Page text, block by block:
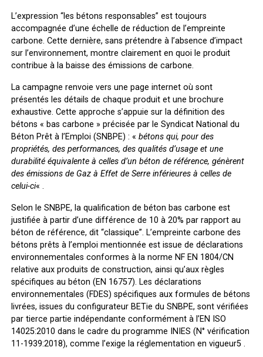
L’expression “les bétons responsables” est toujours
accompagnée d’une échelle de réduction de l’empreinte
carbone. Cette dernière, sans prétendre à l’absence d’impact
sur l’environnement, montre clairement en quoi le produit
contribue à la baisse des émissions de carbone.
La campagne renvoie vers une page internet où sont
présentés les détails de chaque produit et une brochure
exhaustive. Cette approche s’appuie sur la définition des
bétons « bas carbone » précisée par le Syndicat National du
Béton Prêt à l’Emploi (SNBPE) : « bétons qui, pour des
propriétés, des performances, des qualités d’usage et une
durabilité équivalente à celles d’un béton de référence, génèrent
des émissions de Gaz à Effet de Serre inférieures à celles de
celui-ci« .
Selon le SNBPE, la qualification de béton bas carbone est
justifiée à partir d’une différence de 10 à 20% par rapport au
béton de référence, dit “classique”. L’empreinte carbone des
bétons prêts à l’emploi mentionnée est issue de déclarations
environnementales conformes à la norme NF EN 1804/CN
relative aux produits de construction, ainsi qu’aux règles
spécifiques au béton (EN 16757). Les déclarations
environnementales (FDES) spécifiques aux formules de bétons
livrées, issues du configurateur BETie du SNBPE, sont vérifiées
par tierce partie indépendante conformément à l’EN ISO
14025:2010 dans le cadre du programme INIES (N° vérification
11-1939:2018), comme l’exige la réglementation en vigueur5 .